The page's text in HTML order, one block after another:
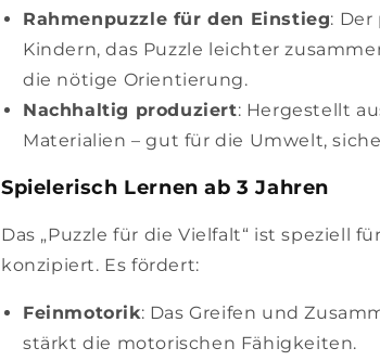
Rahmenpuzzle für den Einstieg:
Kindern, das Puzzle leichter
die nötige Orientierung.
Nachhaltig produziert: Hergestellt
Materialien – gut für die Umwelt,
Spielerisch Lernen ab 3 Jahren
Das „Puzzle für die Vielfalt“ ist speziell
konzipiert. Es fördert:
Feinmotorik: Das Greifen und
stärkt die motorischen Fähigkeiten.